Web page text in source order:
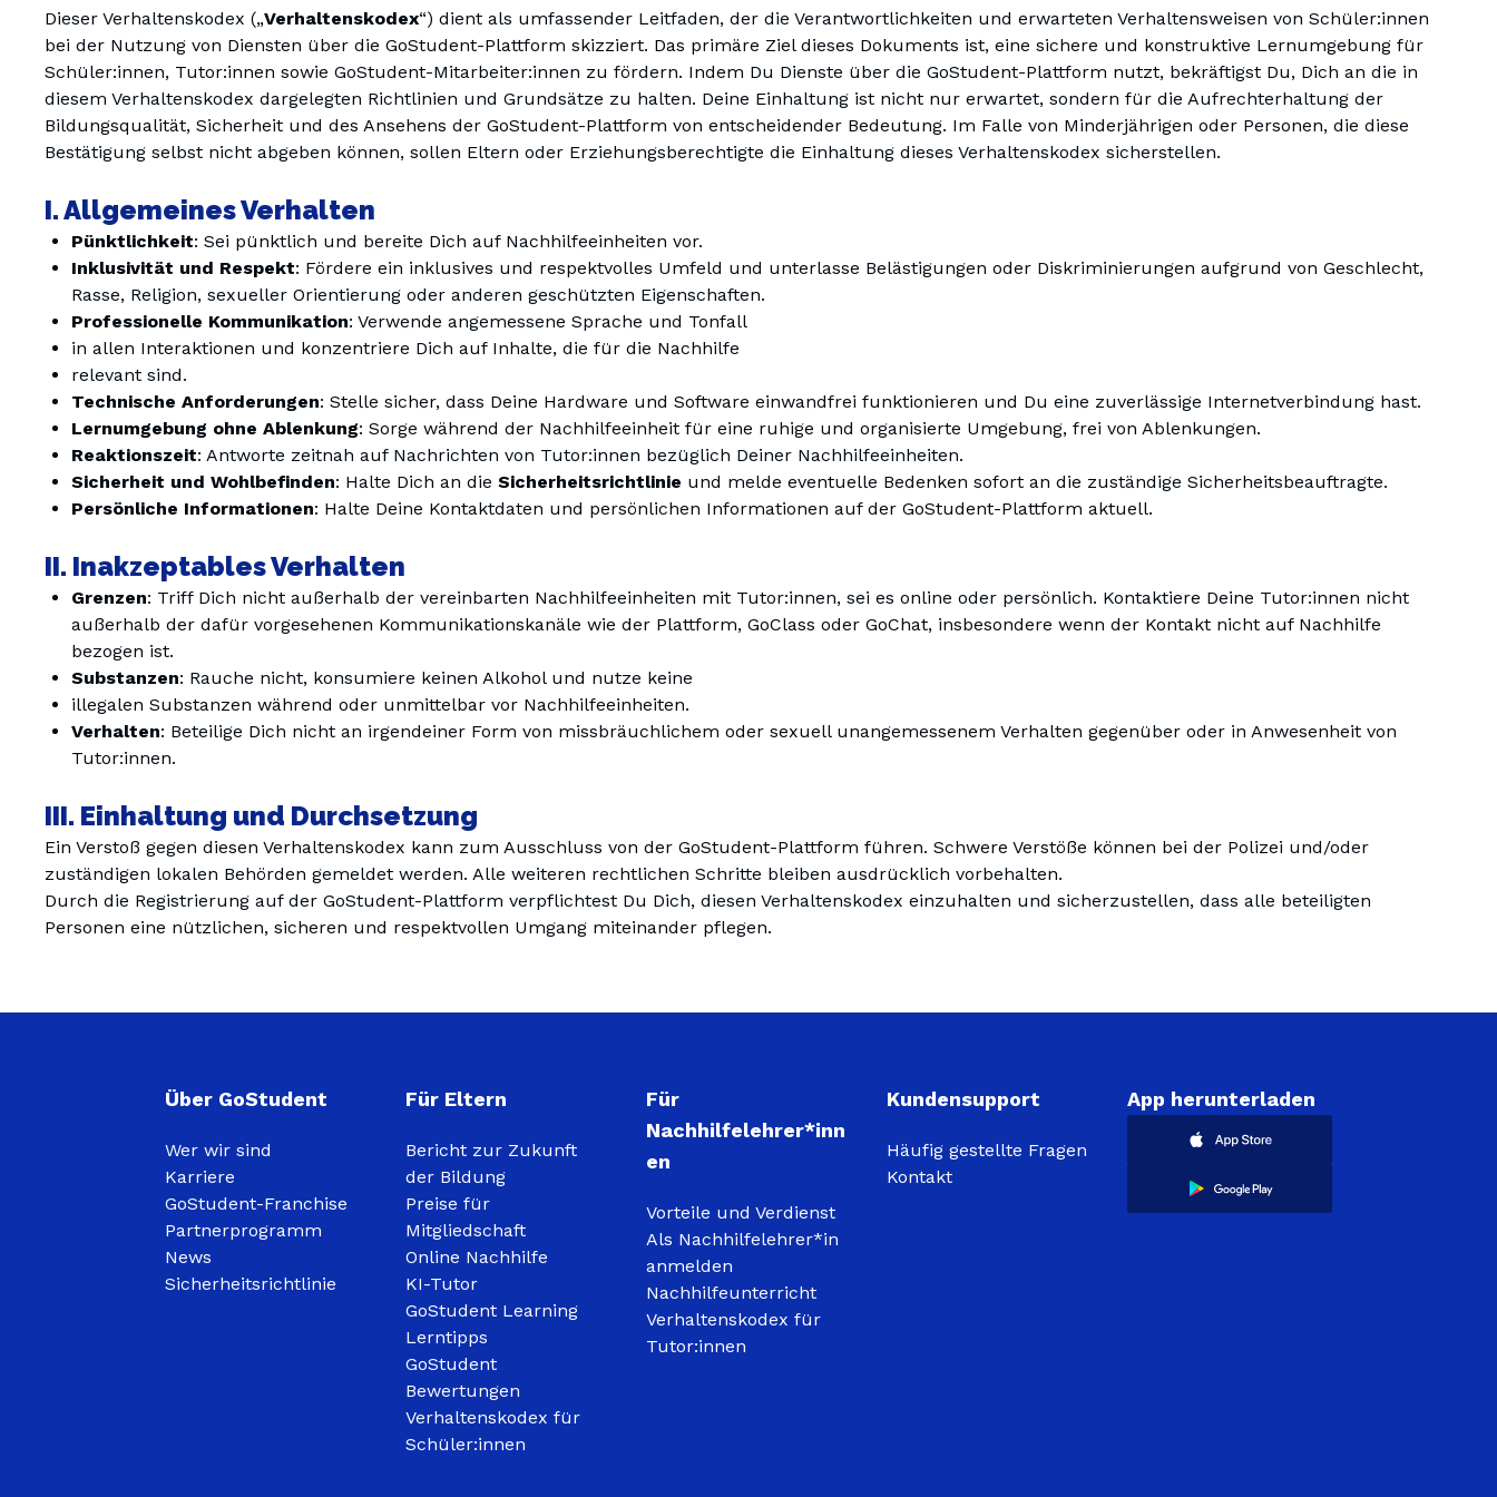
Hauptschule
Abitur
GoMigo, der KI-Sprach-Nachhilfelehrer
Ελλάδα (Ελληνικά)
Dieser Verhaltenskodex („Verhaltenskodex“) dient als umfassender Leitfaden, der die Verantwortlichkeiten und erwarteten Verhaltensweisen von Schüler:innen
bei der Nutzung von Diensten über die GoStudent-Plattform skizziert. Das primäre Ziel dieses Dokuments ist, eine sichere und konstruktive Lernumgebung für
Schüler:innen, Tutor:innen sowie GoStudent-Mitarbeiter:innen zu fördern. Indem Du Dienste über die GoStudent-Plattform nutzt, bekräftigst Du, Dich an die in
diesem Verhaltenskodex dargelegten Richtlinien und Grundsätze zu halten. Deine Einhaltung ist nicht nur erwartet, sondern für die Aufrechterhaltung der
Bildungsqualität, Sicherheit und des Ansehens der GoStudent-Plattform von entscheidender Bedeutung. Im Falle von Minderjährigen oder Personen, die diese
Bestätigung selbst nicht abgeben können, sollen Eltern oder Erziehungsberechtigte die Einhaltung dieses Verhaltenskodex sicherstellen.
I. Allgemeines Verhalten
Pünktlichkeit: Sei pünktlich und bereite Dich auf Nachhilfeeinheiten vor.
Inklusivität und Respekt: Fördere ein inklusives und respektvolles Umfeld und unterlasse Belästigungen oder Diskriminierungen aufgrund von Geschlecht,
Rasse, Religion, sexueller Orientierung oder anderen geschützten Eigenschaften.
Professionelle Kommunikation: Verwende angemessene Sprache und Tonfall
in allen Interaktionen und konzentriere Dich auf Inhalte, die für die Nachhilfe
relevant sind.
Technische Anforderungen: Stelle sicher, dass Deine Hardware und Software einwandfrei funktionieren und Du eine zuverlässige Internetverbindung hast.
Lernumgebung ohne Ablenkung: Sorge während der Nachhilfeeinheit für eine ruhige und organisierte Umgebung, frei von Ablenkungen.
Reaktionszeit: Antworte zeitnah auf Nachrichten von Tutor:innen bezüglich Deiner Nachhilfeeinheiten.
Sicherheit und Wohlbefinden: Halte Dich an die Sicherheitsrichtlinie und melde eventuelle Bedenken sofort an die zuständige Sicherheitsbeauftragte.
Persönliche Informationen: Halte Deine Kontaktdaten und persönlichen Informationen auf der GoStudent-Plattform aktuell.
II. Inakzeptables Verhalten
Grenzen: Triff Dich nicht außerhalb der vereinbarten Nachhilfeeinheiten mit Tutor:innen, sei es online oder persönlich. Kontaktiere Deine Tutor:innen nicht
außerhalb der dafür vorgesehenen Kommunikationskanäle wie der Plattform, GoClass oder GoChat, insbesondere wenn der Kontakt nicht auf Nachhilfe
bezogen ist.
Substanzen: Rauche nicht, konsumiere keinen Alkohol und nutze keine
illegalen Substanzen während oder unmittelbar vor Nachhilfeeinheiten.
Verhalten: Beteilige Dich nicht an irgendeiner Form von missbräuchlichem oder sexuell unangemessenem Verhalten gegenüber oder in Anwesenheit von
Tutor:innen.
III. Einhaltung und Durchsetzung
Ein Verstoß gegen diesen Verhaltenskodex kann zum Ausschluss von der GoStudent-Plattform führen. Schwere Verstöße können bei der Polizei und/oder
zuständigen lokalen Behörden gemeldet werden. Alle weiteren rechtlichen Schritte bleiben ausdrücklich vorbehalten.
Durch die Registrierung auf der GoStudent-Plattform verpflichtest Du Dich, diesen Verhaltenskodex einzuhalten und sicherzustellen, dass alle beteiligten
Personen eine nützlichen, sicheren und respektvollen Umgang miteinander pflegen.
Über GoStudent
Wer wir sind
Karriere
GoStudent-Franchise
Partnerprogramm
News
Sicherheitsrichtlinie
Für Eltern
Bericht zur Zukunft
der Bildung
Preise für
Mitgliedschaft
Online Nachhilfe
KI-Tutor
GoStudent Learning
Lerntipps
GoStudent
Bewertungen
Verhaltenskodex für
Schüler:innen
Für
Nachhilfelehrer*inn
en
Vorteile und Verdienst
Als Nachhilfelehrer*in
anmelden
Nachhilfeunterricht
Verhaltenskodex für
Tutor:innen
Kundensupport
Häufig gestellte Fragen
Kontakt
App herunterladen